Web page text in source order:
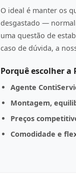
O ideal é manter os
desgastado —
uma questão de
caso de dúvida, a
Porquê escolher a
Agente
Montagem,
Preços
Comodidade e